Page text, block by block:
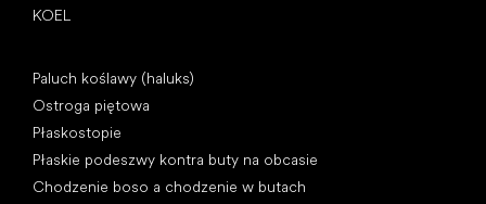
KOEL
Paluch koślawy (haluks)
Ostroga piętowa
Płaskostopie
Płaskie podeszwy kontra buty na obcasie
Chodzenie boso a chodzenie w butach